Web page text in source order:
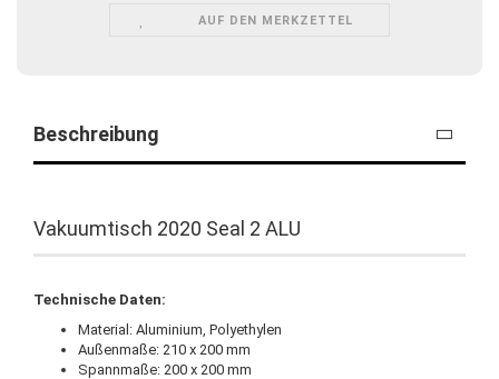
AUF DEN MERKZETTEL
Beschreibung
Vakuumtisch 2020 Seal 2 ALU
Technische Daten:
Material: Aluminium, Polyethylen
Außenmaße: 210 x 200 mm
Spannmaße: 200 x 200 mm